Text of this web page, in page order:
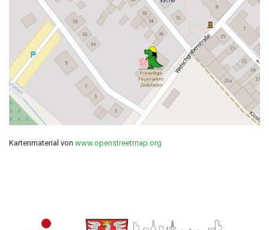
Kartenmaterial von www.openstreetmap.org